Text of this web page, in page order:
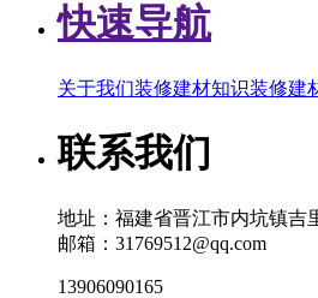
快速导航
关于我们装修建材知识装修建
联系我们
地址：福建省晋江市内坑镇吉
邮箱：31769512@qq.com
13906090165